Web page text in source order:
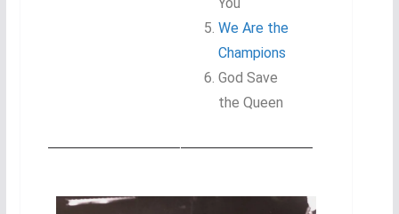
We Are the
Champions
God Save
the Queen